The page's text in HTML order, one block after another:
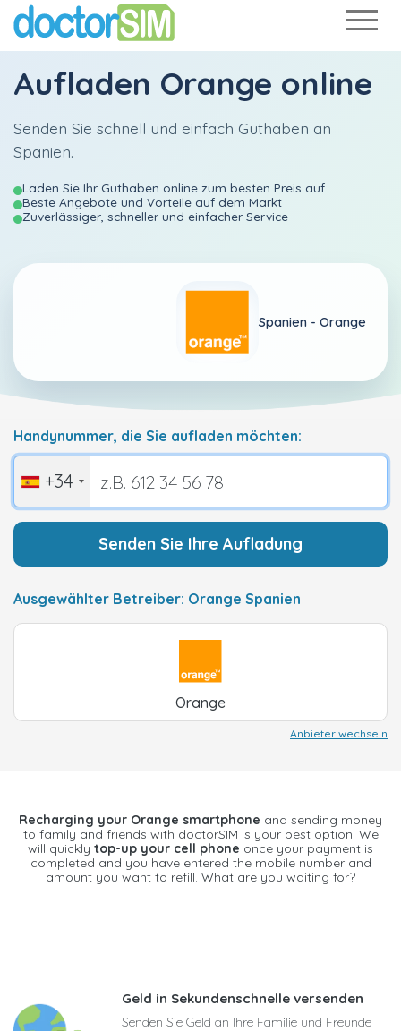
Aufladen Orange online
Senden Sie schnell und einfach Guthaben an
Spanien.
Laden Sie Ihr Guthaben online zum besten Preis auf
Beste Angebote und Vorteile auf dem Markt
Zuverlässiger, schneller und einfacher Service
Spanien - Orange
Handynummer, die Sie aufladen möchten:
+34
Senden Sie Ihre Aufladung
Ausgewählter Betreiber: Orange Spanien
Orange
Anbieter wechseln
Recharging your Orange smartphone and sending money
to family and friends with doctorSIM is your best option. We
will quickly top-up your cell phone once your payment is
completed and you have entered the mobile number and
amount you want to refill. What are you waiting for?
Geld in Sekundenschnelle versenden
Senden Sie Geld an Ihre Familie und Freunde